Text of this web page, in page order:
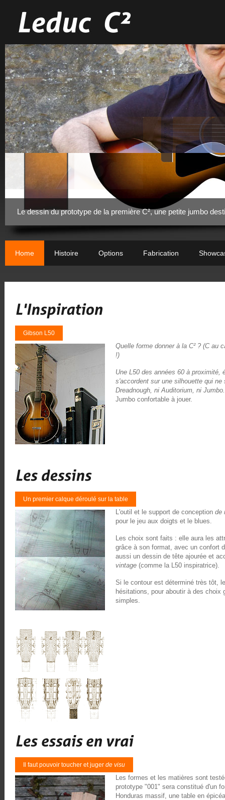
Le dessin du prototype de la première C², une petite jumbo
Home Histoire Options Fabrication
Gibson L50
Quelle forme donner à la C² ? (C au
!)
Une L50 des années 60 à proximité,
s'accordent sur une silhouette qui
Dreadnough, ni Auditorium, ni
Jumbo confortable à jouer.
Un premier calque déroulé sur la table
L'outil et le support de conception de
pour le jeu aux doigts et le blues.
Les choix sont faits : elle aura les
grâce à son format, avec un confort
aussi un dessin de tête ajourée et
vintage (comme la L50 inspiratrice).
Si le contour est déterminé très tôt,
hésitations, pour aboutir à des choix
simples.
Il faut pouvoir toucher et juger de visu
Les formes et les matières sont
prototype "001" sera constitué d'un
Honduras massif, une table en